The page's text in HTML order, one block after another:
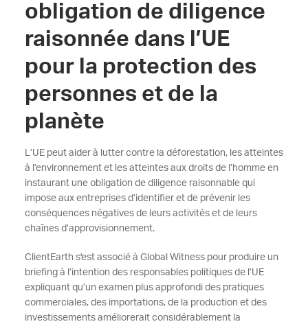
obligation de diligence
raisonnée dans l’UE
pour la protection des
personnes et de la
planète
L’UE peut aider à lutter contre la déforestation, les atteintes
à l’environnement et les atteintes aux droits de l’homme en
instaurant une obligation de diligence raisonnable qui
impose aux entreprises d’identifier et de prévenir les
conséquences négatives de leurs activités et de leurs
chaînes d’approvisionnement.
ClientEarth s'est associé à Global Witness pour produire un
briefing à l’intention des responsables politiques de l’UE
expliquant qu’un examen plus approfondi des pratiques
commerciales, des importations, de la production et des
investissements améliorerait considérablement la